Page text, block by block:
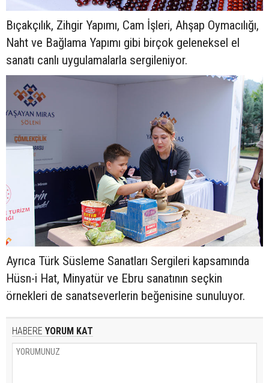
Bıçakçılık, Zihgir Yapımı, Cam İşleri, Ahşap Oymacılığı,
Naht ve Bağlama Yapımı gibi birçok geleneksel el
sanatı canlı uygulamalarla sergileniyor.
Ayrıca Türk Süsleme Sanatları Sergileri kapsamında
Hüsn-i Hat, Minyatür ve Ebru sanatının seçkin
örnekleri de sanatseverlerin beğenisine sunuluyor.
HABERE YORUM KAT